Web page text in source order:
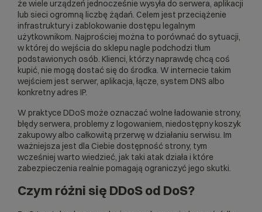
że wiele urządzeń jednocześnie wysyła do serwera, aplikacji
lub sieci ogromną liczbę żądań. Celem jest przeciążenie
infrastruktury i zablokowanie dostępu legalnym
użytkownikom. Najprościej można to porównać do sytuacji,
w której do wejścia do sklepu nagle podchodzi tłum
podstawionych osób. Klienci, którzy naprawdę chcą coś
kupić, nie mogą dostać się do środka. W internecie takim
wejściem jest serwer, aplikacja, łącze, system DNS albo
konkretny adres IP.
W praktyce DDoS może oznaczać wolne ładowanie strony,
błędy serwera, problemy z logowaniem, niedostępny koszyk
zakupowy albo całkowitą przerwę w działaniu serwisu. Im
ważniejsza jest dla Ciebie dostępność strony, tym
wcześniej warto wiedzieć, jak taki atak działa i które
zabezpieczenia realnie pomagają ograniczyć jego skutki.
Czym różni się DDoS od DoS?